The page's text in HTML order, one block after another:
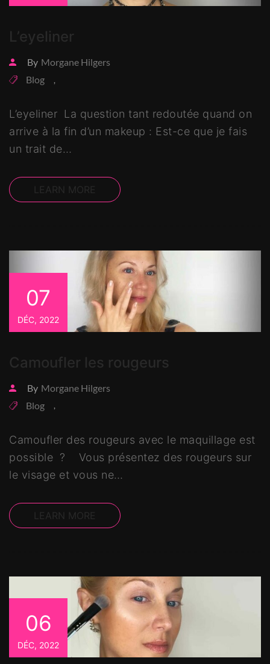
L’eyeliner
By Morgane Hilgers
Blog
,
L’eyeliner La question tant redoutée quand on
arrive à la fin d’un makeup : Est-ce que je fais
un trait de…
LEARN MORE
07
DÉC, 2022
Camoufler les rougeurs
By Morgane Hilgers
Blog
,
Camoufler des rougeurs avec le maquillage est
possible ? Vous présentez des rougeurs sur
le visage et vous ne…
LEARN MORE
06
DÉC, 2022